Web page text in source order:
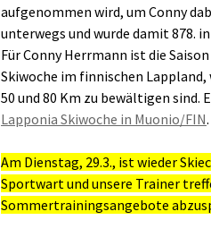
aufgenommen wird, um Conny
unterwegs und wurde damit 878.
Für Conny Herrmann ist die
Skiwoche im finnischen
50 und 80 Km zu bewältigen sind.
Lapponia Skiwoche in Muonio/FIN.
Am Dienstag, 29.3., ist wieder
Sportwart und unsere Trainer
Sommertrainingsangebote